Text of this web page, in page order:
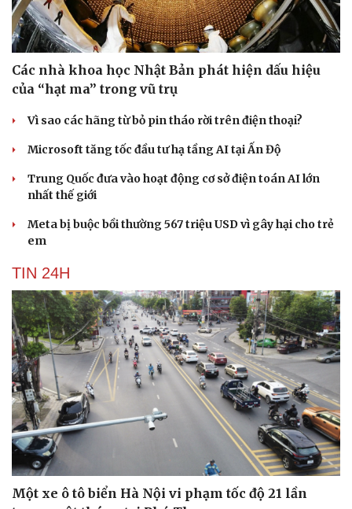
Các nhà khoa học Nhật Bản phát hiện dấu hiệu
của “hạt ma” trong vũ trụ
Vì sao các hãng từ bỏ pin tháo rời trên điện thoại?
Microsoft tăng tốc đầu tư hạ tầng AI tại Ấn Độ
Trung Quốc đưa vào hoạt động cơ sở điện toán AI lớn
nhất thế giới
Meta bị buộc bồi thường 567 triệu USD vì gây hại cho trẻ
em
TIN 24H
Một xe ô tô biển Hà Nội vi phạm tốc độ 21 lần